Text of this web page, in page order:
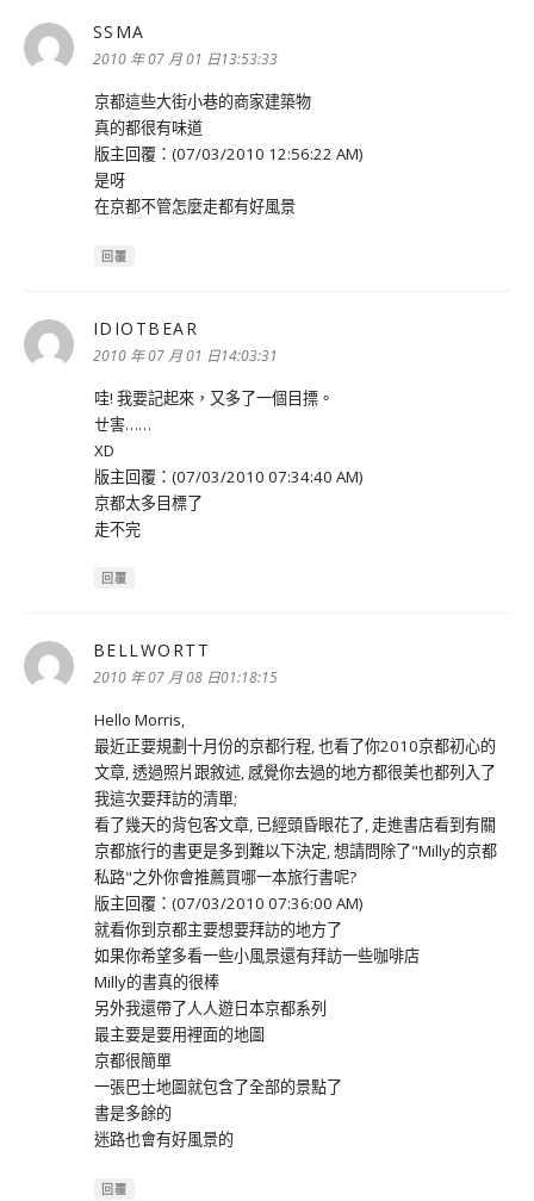
SSMA
示:
2010 年 07 月 01 日13:53:33
京都這些大街小巷的商家建築物
真的都很有味道
版主回覆：(07/03/2010 12:56:22 AM)
是呀
在京都不管怎麼走都有好風景
回覆
IDIOTBEAR
示:
2010 年 07 月 01 日14:03:31
哇! 我要記起來，又多了一個目摽。
ㄝ害……
XD
版主回覆：(07/03/2010 07:34:40 AM)
京都太多目標了
走不完
回覆
BELLWORTT
示:
2010 年 07 月 08 日01:18:15
Hello Morris,
最近正要規劃十月份的京都行程, 也看了你2010京都初心的
文章, 透過照片跟敘述, 感覺你去過的地方都很美也都列入了
我這次要拜訪的清單;
看了幾天的背包客文章, 已經頭昏眼花了, 走進書店看到有關
京都旅行的書更是多到難以下決定, 想請問除了"Milly的京都
私路"之外你會推薦買哪一本旅行書呢?
版主回覆：(07/03/2010 07:36:00 AM)
就看你到京都主要想要拜訪的地方了
如果你希望多看一些小風景還有拜訪一些咖啡店
Milly的書真的很棒
另外我還帶了人人遊日本京都系列
最主要是要用裡面的地圖
京都很簡單
一張巴士地圖就包含了全部的景點了
書是多餘的
迷路也會有好風景的
回覆